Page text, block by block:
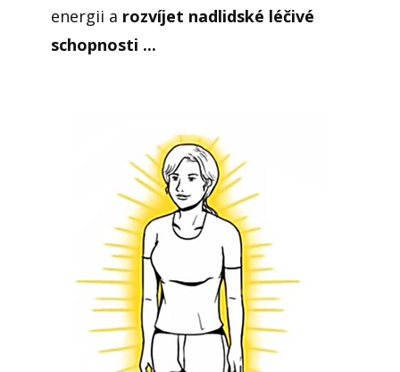
energii a rozvíjet nadlidské léčivé
schopnosti ⁣...